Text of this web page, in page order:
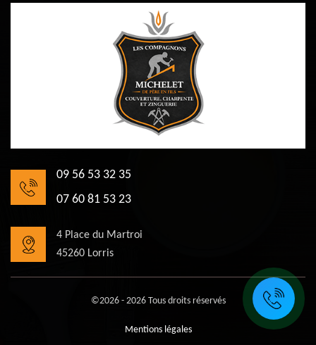
09 56 53 32 35
07 60 81 53 23
4 Place du Martroi
45260 Lorris
©2026 - 2026 Tous droits réservés
Mentions légales